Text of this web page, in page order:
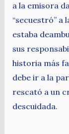
a la emisora
“secuestró” a
estaba
sus
historia más
debe ir a la
rescató a un
descuidada.